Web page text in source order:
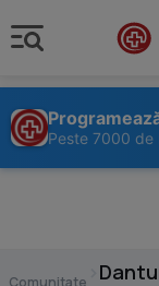
Peste 7000 de
Comunitate